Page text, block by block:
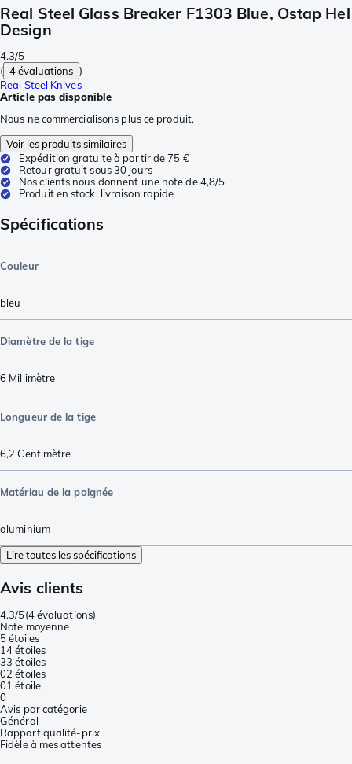
Real Steel Glass Breaker F1303 Blue, Ostap Hel
Design
4.3/5
( 4 évaluations )
Real Steel Knives
Article pas disponible
Nous ne commercialisons plus ce produit.
Voir les produits similaires
Expédition gratuite à partir de 75 €
Retour gratuit sous 30 jours
Nos clients nous donnent une note de 4,8/5
Produit en stock, livraison rapide
Spécifications
Couleur
bleu
Diamètre de la tige
6 Millimètre
Longueur de la tige
6,2 Centimètre
Matériau de la poignée
aluminium
Lire toutes les spécifications
Avis clients
4.3/5(4 évaluations)
Note moyenne
5 étoiles
14 étoiles
33 étoiles
02 étoiles
01 étoile
0
Avis par catégorie
Général
Rapport qualité-prix
Fidèle à mes attentes